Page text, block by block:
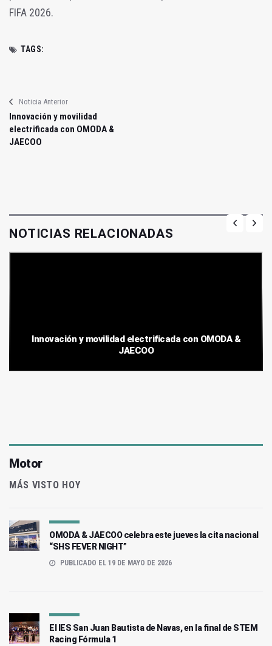
FIFA 2026.
TAGS:
Noticia Anterior
Innovación y movilidad
electrificada con OMODA &
JAECOO
NOTICIAS RELACIONADAS
Innovación y movilidad electrificada con OMODA &
JAECOO
Motor
MÁS VISTO HOY
OMODA & JAECOO celebra este jueves la cita nacional
“SHS FEVER NIGHT”
PUBLICADO EL 19 DE MAYO DE 2026
El IES San Juan Bautista de Navas, en la final de STEM
Racing Fórmula 1